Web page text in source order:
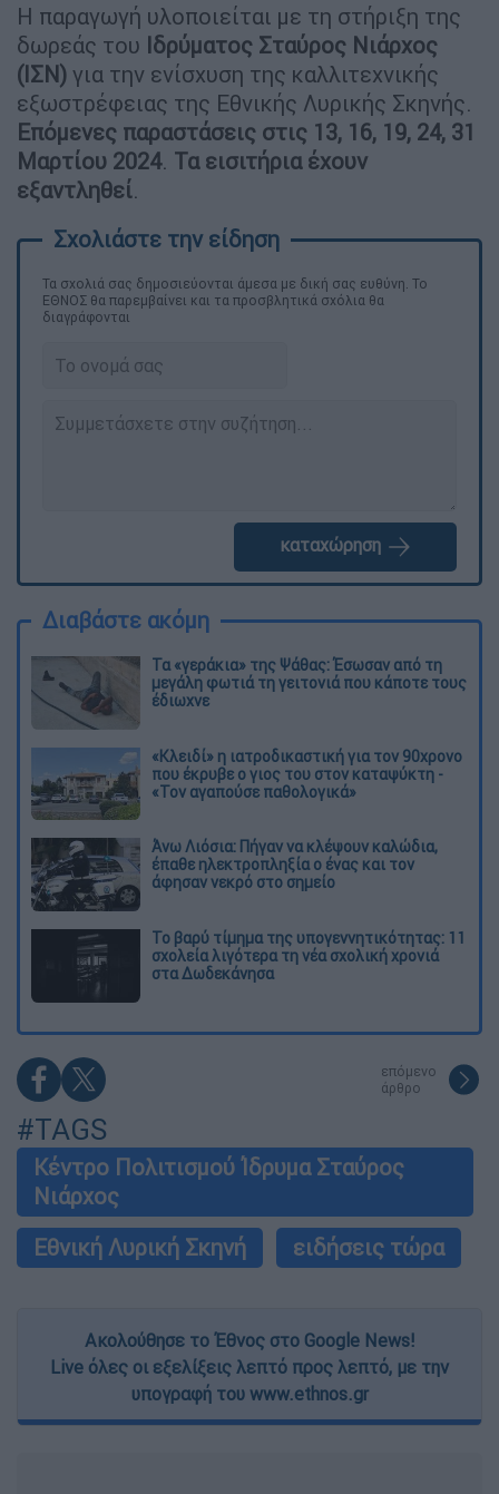
Η παραγωγή υλοποιείται με τη στήριξη της
δωρεάς του Ιδρύματος Σταύρος Νιάρχος
(ΙΣΝ) για την ενίσχυση της καλλιτεχνικής
εξωστρέφειας της Εθνικής Λυρικής Σκηνής.
Επόμενες παραστάσεις στις 13, 16, 19, 24, 31
Μαρτίου 2024. Τα εισιτήρια έχουν
εξαντληθεί.
Τα σχολιά σας δημοσιεύονται άμεσα με δική σας ευθύνη. Το
ΕΘΝΟΣ θα παρεμβαίνει και τα προσβλητικά σχόλια θα
διαγράφονται
καταχώρηση
Διαβάστε ακόμη
Τα «γεράκια» της Ψάθας: Έσωσαν από τη
μεγάλη φωτιά τη γειτονιά που κάποτε τους
έδιωχνε
«Κλειδί» η ιατροδικαστική για τον 90χρονο
που έκρυβε ο γιος του στον καταψύκτη -
«Τον αγαπούσε παθολογικά»
Άνω Λιόσια: Πήγαν να κλέψουν καλώδια,
έπαθε ηλεκτροπληξία ο ένας και τον
άφησαν νεκρό στο σημείο
Το βαρύ τίμημα της υπογεννητικότητας: 11
σχολεία λιγότερα τη νέα σχολική χρονιά
στα Δωδεκάνησα
επόμενο
άρθρο
#TAGS
Κέντρο Πολιτισμού Ίδρυμα Σταύρος
Νιάρχος
Εθνική Λυρική Σκηνή
ειδήσεις τώρα
Ακολούθησε το Έθνος στο Google News!
Live όλες οι εξελίξεις λεπτό προς λεπτό, με την
υπογραφή του www.ethnos.gr